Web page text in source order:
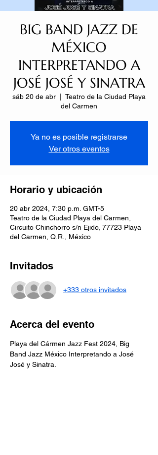
BIG BAND JAZZ DE
MÉXICO
INTERPRETANDO A
JOSÉ JOSÉ Y SINATRA
sáb 20 de abr
  |
Teatro de la Ciudad Playa
del Carmen
Ya no es posible registrarse
Ver otros eventos
Horario y ubicación
20 abr 2024, 7:30 p.m. GMT-5
Teatro de la Ciudad Playa del Carmen,
Circuito Chinchorro s/n Ejido, 77723 Playa
del Carmen, Q.R., México
Invitados
+333 otros invitados
Acerca del evento
Playa del Cármen Jazz Fest 2024, Big
Band Jazz México Interpretando a José
José y Sinatra.